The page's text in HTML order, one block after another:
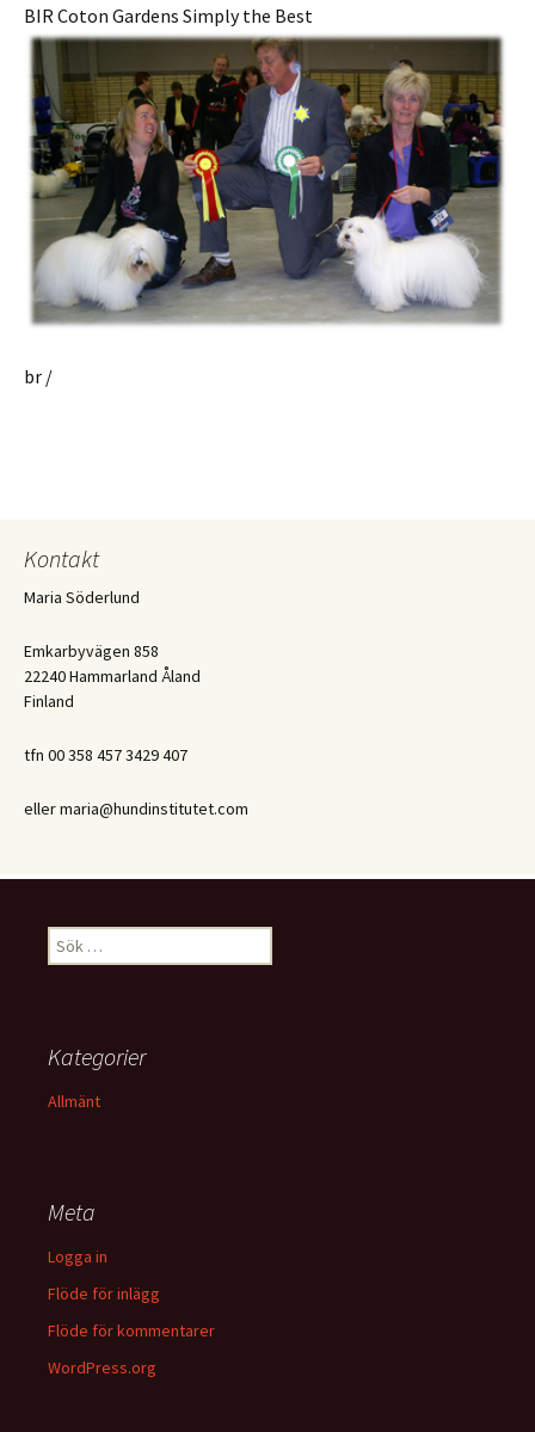
BIR Coton Gardens Simply the Best
br /
Kontakt
Maria Söderlund
Emkarbyvägen 858
22240 Hammarland Åland
Finland
tfn 00 358 457 3429 407
eller maria@hundinstitutet.com
Sök
efter:
Kategorier
Allmänt
Meta
Logga in
Flöde för inlägg
Flöde för kommentarer
WordPress.org